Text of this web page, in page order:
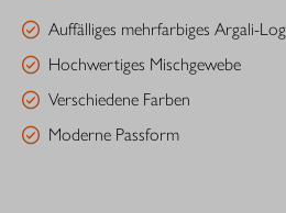
Auffälliges mehrfarbiges Argali-
Hochwertiges Mischgewebe
Verschiedene Farben
Moderne Passform